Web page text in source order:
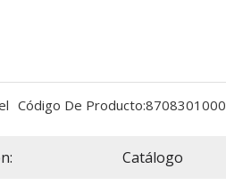
Código De Producto:8708301000
Catálogo